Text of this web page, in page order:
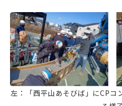
左：「西平山あそびば」にCPコ